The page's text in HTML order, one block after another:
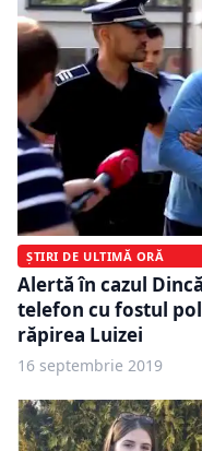
ȘTIRI DE ULTIMĂ ORĂ
Alertă în cazul
telefon cu fostul
răpirea Luizei
16 septembrie 2019